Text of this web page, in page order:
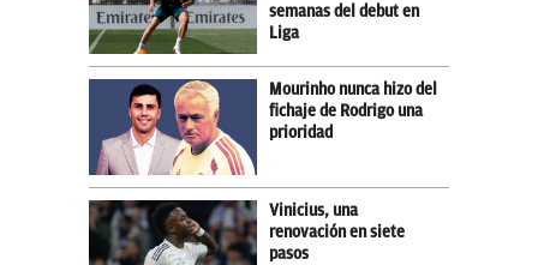
semanas del debut en
Liga
Mourinho nunca hizo del
fichaje de Rodrigo una
prioridad
Vinicius, una
renovación en siete
pasos